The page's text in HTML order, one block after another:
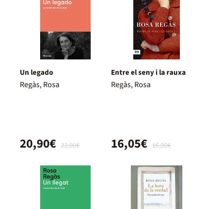
Un legado
Regàs, Rosa
22,00€
20,90€
Entre el seny i la rauxa
Regàs, Rosa
16,90€
16,05€